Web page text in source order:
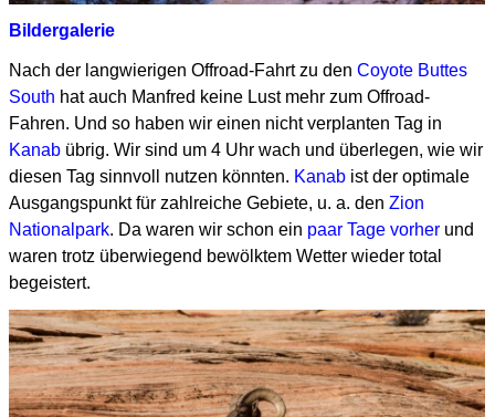
Bildergalerie
Nach der langwierigen Offroad-Fahrt zu den Coyote Buttes
South hat auch Manfred keine Lust mehr zum Offroad-
Fahren. Und so haben wir einen nicht verplanten Tag in
Kanab übrig. Wir sind um 4 Uhr wach und überlegen, wie wir
diesen Tag sinnvoll nutzen könnten. Kanab ist der optimale
Ausgangspunkt für zahlreiche Gebiete, u. a. den Zion
Nationalpark. Da waren wir schon ein paar Tage vorher und
waren trotz überwiegend bewölktem Wetter wieder total
begeistert.